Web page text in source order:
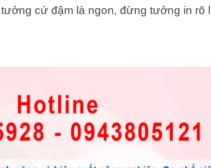
cứ đậm là ngon, đừng tưởng in rõ